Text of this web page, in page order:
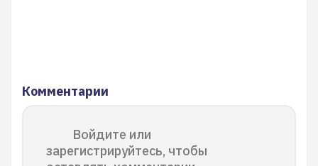
Комментарии
Войдите или
зарегистрируйтесь, чтобы